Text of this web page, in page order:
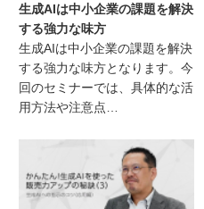
生成AIは中小企業の課題を解決
する強力な味方
生成AIは中小企業の課題を解決
する強力な味方となります。今
回のセミナーでは、具体的な活
用方法や注意点…